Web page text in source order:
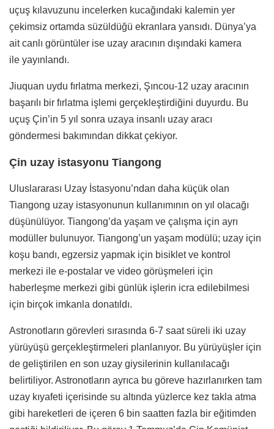
uçuş kılavuzunu incelerken kucağındaki kalemin yer
çekimsiz ortamda süzüldüğü ekranlara yansıdı. Dünya’ya
ait canlı görüntüler ise uzay aracının dışındaki kamera
ile yayınlandı.
Jiuquan uydu fırlatma merkezi, Şıncou-12 uzay aracının
başarılı bir fırlatma işlemi gerçekleştirdiğini duyurdu. Bu
uçuş Çin’in 5 yıl sonra uzaya insanlı uzay aracı
göndermesi bakımından dikkat çekiyor.
Çin uzay istasyonu Tiangong
Uluslararası Uzay İstasyonu’ndan daha küçük olan
Tiangong uzay istasyonunun kullanımının on yıl olacağı
düşünülüyor. Tiangong’da yaşam ve çalışma için ayrı
modüller bulunuyor. Tiangong’un yaşam modülü; uzay için
koşu bandı, egzersiz yapmak için bisiklet ve kontrol
merkezi ile e-postalar ve video görüşmeleri için
haberleşme merkezi gibi günlük işlerin icra edilebilmesi
için birçok imkanla donatıldı.
Astronotların görevleri sırasında 6-7 saat süreli iki uzay
yürüyüşü gerçekleştirmeleri planlanıyor. Bu yürüyüşler için
de geliştirilen en son uzay giysilerinin kullanılacağı
belirtiliyor. Astronotların ayrıca bu göreve hazırlanırken tam
uzay kıyafeti içerisinde su altında yüzlerce kez takla atma
gibi hareketleri de içeren 6 bin saatten fazla bir eğitimden